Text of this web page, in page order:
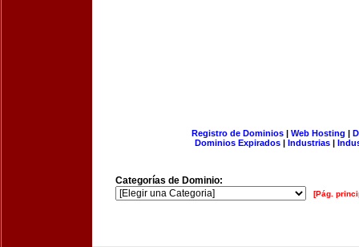
Registro de Dominios| Web Hosting |
Dominios Expirados | Industrias |
Categorías de Dominio:
[Pág.